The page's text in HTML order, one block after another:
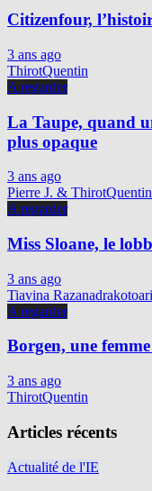
Citizenfour,
3 ans ago
ThirotQuentin
A regarder
La Taupe, quand
plus opaque
3 ans ago
Pierre J. & ThirotQuentin
A regarder
Miss Sloane, le
3 ans ago
Tiavina
A regarder
Borgen, une
3 ans ago
ThirotQuentin
Articles récents
Actualité de l'IE